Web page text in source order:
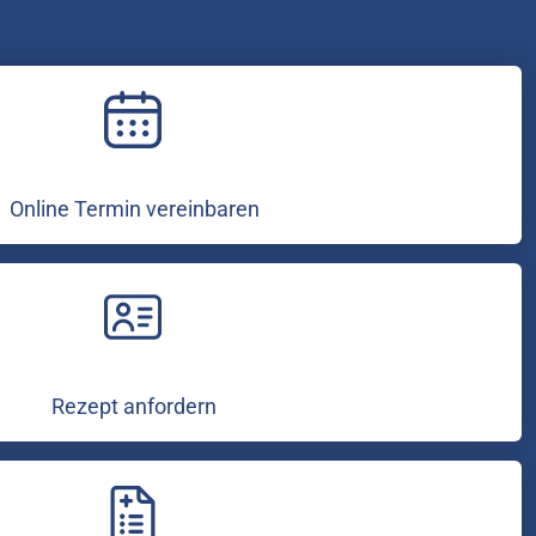
Online Termin vereinbaren
Rezept anfordern